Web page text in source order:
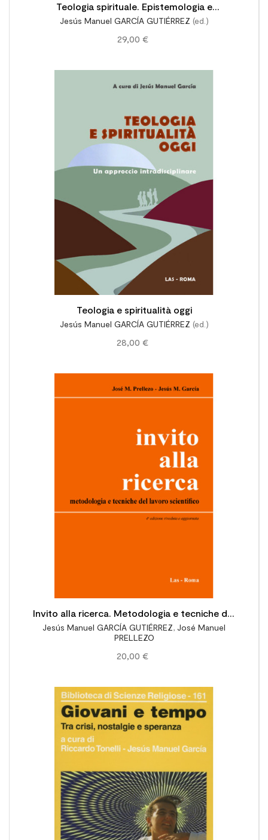
Teologia spirituale. Epistemologia e
interdisciplinarità
Jesús Manuel GARCÍA GUTIÉRREZ (ed.)
29,00 €
Teologia e spiritualità oggi
Jesús Manuel GARCÍA GUTIÉRREZ (ed.)
28,00 €
Invito alla ricerca. Metodologia e tecniche del
lavoro scientifico
Jesús Manuel GARCÍA GUTIÉRREZ, José Manuel
PRELLEZO
20,00 €